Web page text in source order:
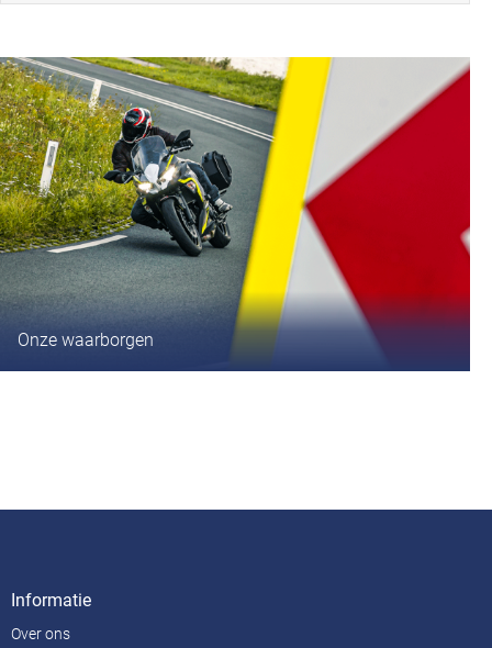
Onze waarborgen
Informatie
Over ons